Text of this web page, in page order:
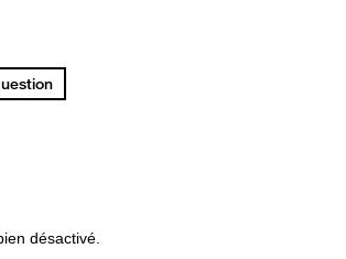
désactivé.